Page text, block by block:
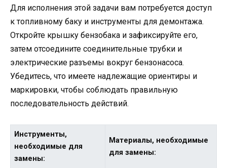
Для исполнения этой задачи вам потребуется доступ
к топливному баку и инструменты для демонтажа.
Откройте крышку бензобака и зафиксируйте его,
затем отсоедините соединительные трубки и
электрические разъемы вокруг бензонасоса.
Убедитесь, что имеете надлежащие ориентиры и
маркировки, чтобы соблюдать правильную
последовательность действий.
Инструменты,
необходимые для
замены:
Материалы, необходимые
для замены: